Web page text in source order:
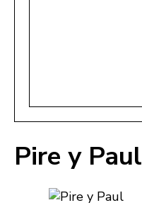
Pire y Paul